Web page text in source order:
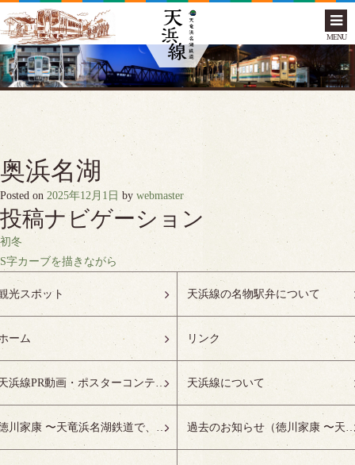
MENU
奥浜名湖
Posted on 2025年12月1日 by webmaster
投稿ナビゲーション
初冬
S字カーブを描きながら
光スポット 天浜線の名物駅弁について
ーム リンク
天浜線PR動画・ポスターコンテスト受賞作品特設ページ 天浜線について
徳川家康 〜天竜浜名湖鉄道で、徳川ゆかりの地へ！〜 過去のお知らせ（徳川家康 〜天竜浜名湖鉄道で、